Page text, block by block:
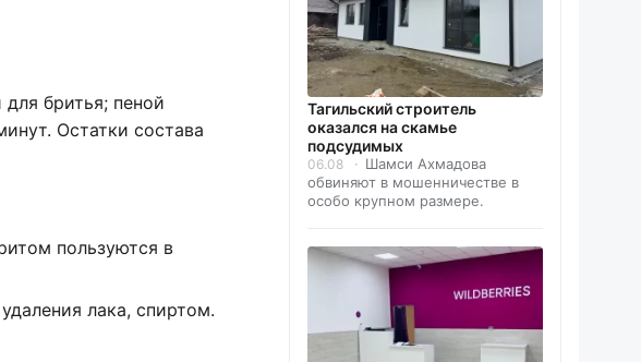
бритья; пеной
Остатки состава
пользуются в
лака, спиртом.
Тагильский строитель
оказался на скамье
подсудимых
06.08
Шамси Ахмадова
обвиняют в мошенничестве в
особо крупном размере.